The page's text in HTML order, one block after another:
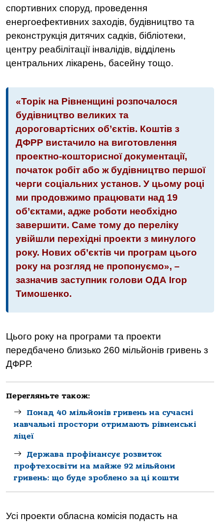
спортивних споруд, проведення
енергоефективних заходів, будівництво та
реконструкція дитячих садків, бібліотеки,
центру реабілітації інвалідів, відділень
центральних лікарень, басейну тощо.
«Торік на Рівненщині розпочалося
будівництво великих та
дороговартісних об’єктів. Коштів з
ДФРР вистачило на виготовлення
проектно-кошторисної документації,
початок робіт або ж будівництво першої
черги соціальних установ. У цьому році
ми продовжимо працювати над 19
об’єктами, адже роботи необхідно
завершити. Саме тому до переліку
увійшли перехідні проекти з минулого
року. Нових об’єктів чи програм цього
року на розгляд не пропонуємо», –
зазначив заступник голови ОДА Ігор
Тимошенко.
Цього року на програми та проекти
передбачено близько 260 мільйонів гривень з
ДФРР.
Перегляньте також:
Понад 40 мільйонів гривень на сучасні
навчальні простори отримають рівненські
ліцеї
Держава профінансує розвиток
профтехосвіти на майже 92 мільйони
гривень: що буде зроблено за ці кошти
Усі проекти обласна комісія подасть на